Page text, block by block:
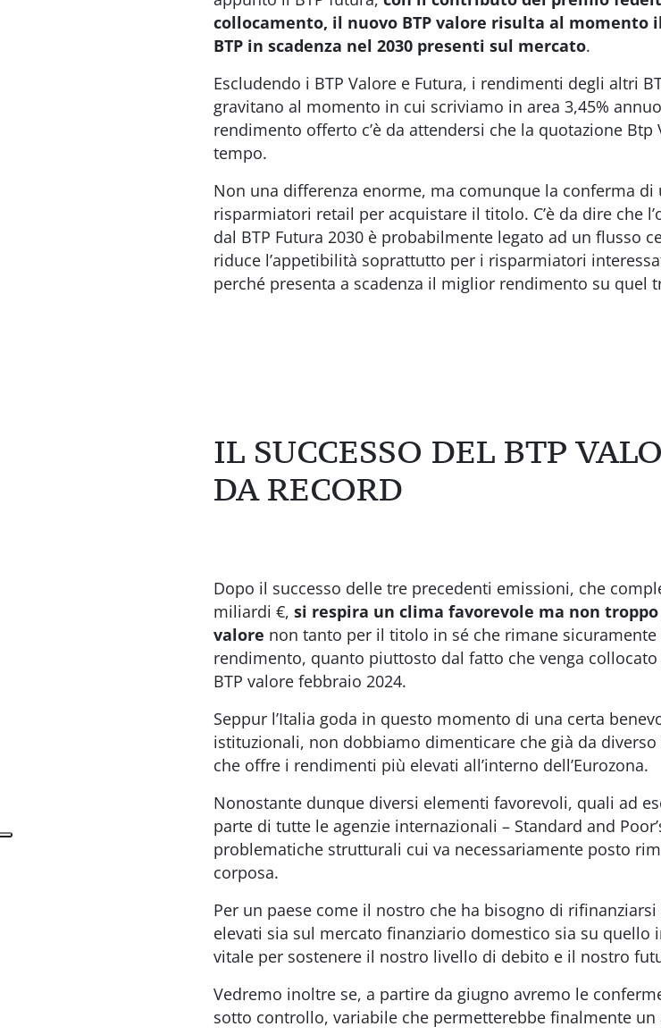
collocamento, il nuovo BTP valore risulta al
BTP in scadenza nel 2030 presenti sul mercato.
Escludendo i BTP Valore e Futura, i rendimenti degli altri
gravitano al momento in cui scriviamo in area 3,45%
rendimento offerto c’è da attendersi che la quotazione
tempo.
Non una differenza enorme, ma comunque la conferma
risparmiatori retail per acquistare il titolo. C’è da dire che
dal BTP Futura 2030 è probabilmente legato ad un flusso
riduce l’appetibilità soprattutto per i risparmiatori
perché presenta a scadenza il miglior rendimento su quel
IL SUCCESSO DEL BTP
DA RECORD
Dopo il successo delle tre precedenti emissioni, che
miliardi €, si respira un clima favorevole ma non
valore non tanto per il titolo in sé che rimane
rendimento, quanto piuttosto dal fatto che venga
BTP valore febbraio 2024.
Seppur l’Italia goda in questo momento di una certa
istituzionali, non dobbiamo dimenticare che già da
che offre i rendimenti più elevati all’interno dell’Eurozona.
Nonostante dunque diversi elementi favorevoli, quali ad
parte di tutte le agenzie internazionali – Standard and
problematiche strutturali cui va necessariamente posto
corposa.
Per un paese come il nostro che ha bisogno di
elevati sia sul mercato finanziario domestico sia su quello
vitale per sostenere il nostro livello di debito e il nostro
Vedremo inoltre se, a partire da giugno avremo le
sotto controllo, variabile che permetterebbe finalmente